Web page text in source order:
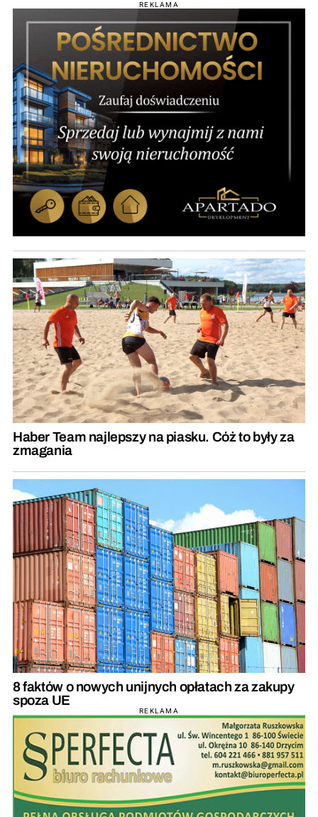
REKLAMA
Haber Team najlepszy na piasku. Cóż to były za
zmagania
8 faktów o nowych unijnych opłatach za zakupy
spoza UE
REKLAMA